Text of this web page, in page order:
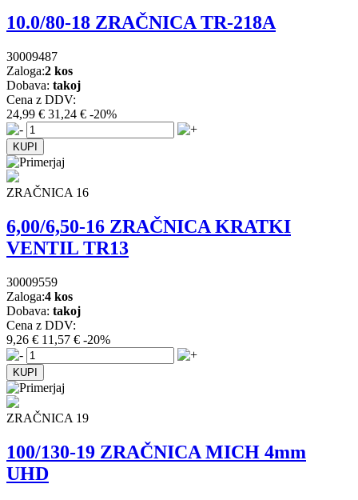
10.0/80-18 ZRAČNICA TR-218A
30009487
Zaloga:2 kos
Dobava: takoj
Cena z DDV:
24,99 € 31,24 € -20%
ZRAČNICA 16
6,00/6,50-16 ZRAČNICA KRATKI
VENTIL TR13
30009559
Zaloga:4 kos
Dobava: takoj
Cena z DDV:
9,26 € 11,57 € -20%
ZRAČNICA 19
100/130-19 ZRAČNICA MICH 4mm
UHD